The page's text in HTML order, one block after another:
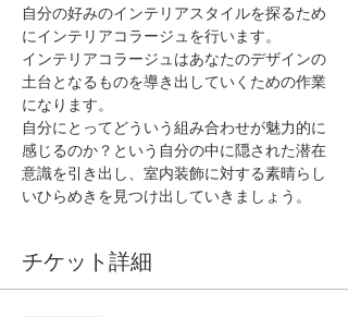
自分の好みのインテリアスタイルを探るため
にインテリアコラージュを行います。
インテリアコラージュはあなたのデザインの
土台となるものを導き出していくための作業
になります。
自分にとってどういう組み合わせが魅力的に
感じるのか？という自分の中に隠された潜在
意識を引き出し、室内装飾に対する素晴らし
いひらめきを見つけ出していきましょう。
チケット詳細